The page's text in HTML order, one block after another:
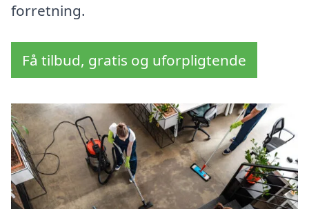
forretning.
Få tilbud, gratis og uforpligtende